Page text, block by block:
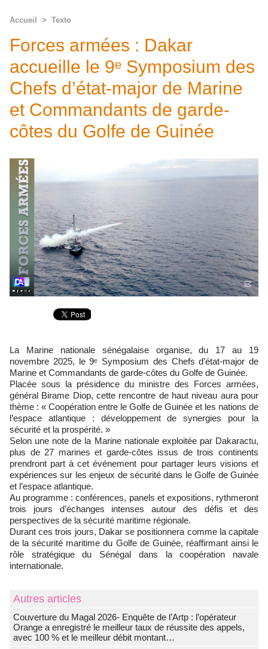
Accueil > Texto
Forces armées : Dakar
accueille le 9ᵉ Symposium des
Chefs d’état-major de Marine
et Commandants de garde-
côtes du Golfe de Guinée
La Marine nationale sénégalaise organise, du 17 au 19
novembre 2025, le 9ᵉ Symposium des Chefs d’état-major de
Marine et Commandants de garde-côtes du Golfe de Guinée.
Placée sous la présidence du ministre des Forces armées,
général Birame Diop, cette rencontre de haut niveau aura pour
thème : « Coopération entre le Golfe de Guinée et les nations de
l’espace atlantique : développement de synergies pour la
sécurité et la prospérité. »
Selon une note de la Marine nationale exploitée par Dakaractu,
plus de 27 marines et garde-côtes issus de trois continents
prendront part à cet événement pour partager leurs visions et
expériences sur les enjeux de sécurité dans le Golfe de Guinée
et l’espace atlantique.
Au programme : conférences, panels et expositions, rythmeront
trois jours d’échanges intenses autour des défis et des
perspectives de la sécurité maritime régionale.
Durant ces trois jours, Dakar se positionnera comme la capitale
de la sécurité maritime du Golfe de Guinée, réaffirmant ainsi le
rôle stratégique du Sénégal dans la coopération navale
internationale.
Autres articles
Couverture du Magal 2026- Enquête de l’Artp : l’opérateur
Orange a enregistré le meilleur taux de réussite des appels,
avec 100 % et le meilleur débit montant…